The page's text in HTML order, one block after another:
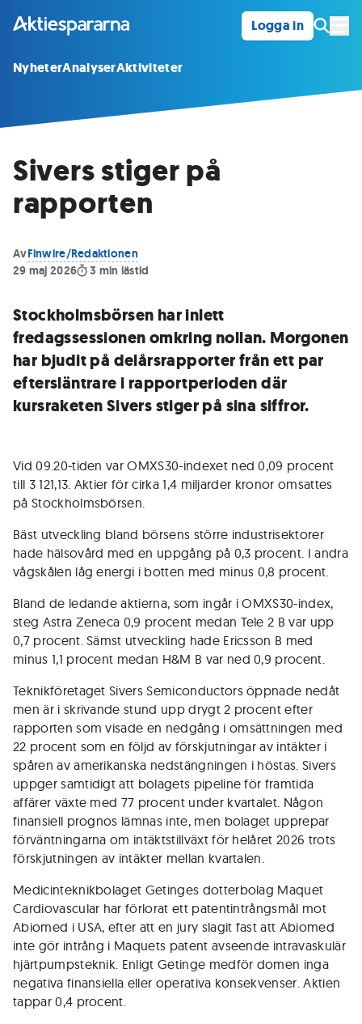
Logga in
NyheterAnalyserAktiviteter
Sivers stiger på
rapporten
AvFinwire/Redaktionen
29 maj 2026
3 min lästid
Stockholmsbörsen har inlett
fredagssessionen omkring nollan. Morgonen
har bjudit på delårsrapporter från ett par
eftersläntrare i rapportperioden där
kursraketen Sivers stiger på sina siffror.
Vid 09.20-tiden var OMXS30-indexet ned 0,09 procent
till 3 121,13. Aktier för cirka 1,4 miljarder kronor omsattes
på Stockholmsbörsen.
Bäst utveckling bland börsens större industrisektorer
hade hälsovård med en uppgång på 0,3 procent. I andra
vågskålen låg energi i botten med minus 0,8 procent.
Bland de ledande aktierna, som ingår i OMXS30-index,
steg Astra Zeneca 0,9 procent medan Tele 2 B var upp
0,7 procent. Sämst utveckling hade Ericsson B med
minus 1,1 procent medan H&M B var ned 0,9 procent.
Teknikföretaget Sivers Semiconductors öppnade nedåt
men är i skrivande stund upp drygt 2 procent efter
rapporten som visade en nedgång i omsättningen med
22 procent som en följd av förskjutningar av intäkter i
spåren av amerikanska nedstängningen i höstas. Sivers
uppger samtidigt att bolagets pipeline för framtida
affärer växte med 77 procent under kvartalet. Någon
finansiell prognos lämnas inte, men bolaget upprepar
förväntningarna om intäktstillväxt för helåret 2026 trots
förskjutningen av intäkter mellan kvartalen.
Medicinteknikbolaget Getinges dotterbolag Maquet
Cardiovascular har förlorat ett patentintrångsmål mot
Abiomed i USA, efter att en jury slagit fast att Abiomed
inte gör intrång i Maquets patent avseende intravaskulär
hjärtpumpsteknik. Enligt Getinge medför domen inga
negativa finansiella eller operativa konsekvenser. Aktien
tappar 0,4 procent.